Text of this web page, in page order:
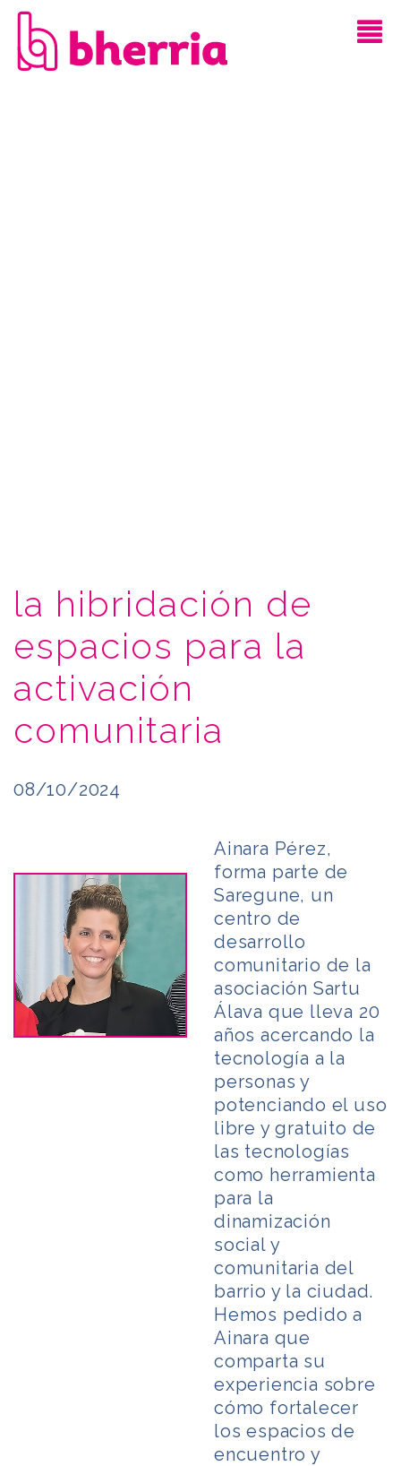
la hibridación de
espacios para la
activación
comunitaria
08/10/2024
Ainara Pérez,
forma parte de
Saregune, un
centro de
desarrollo
comunitario de la
asociación Sartu
Álava que lleva 20
años acercando la
tecnología a la
personas y
potenciando el uso
libre y gratuito de
las tecnologías
como herramienta
para la
dinamización
social y
comunitaria del
barrio y la ciudad.
Hemos pedido a
Ainara que
comparta su
experiencia sobre
cómo fortalecer
los espacios de
encuentro y